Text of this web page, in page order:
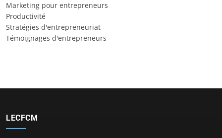
Marketing pour entrepreneurs
Productivité
Stratégies d'entrepreneuriat
Témoignages d'entrepreneurs
LECFCM